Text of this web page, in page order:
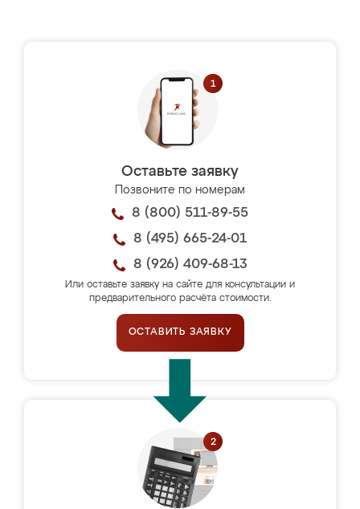
Оставьте заявку
Позвоните по номерам
8 (800) 511-89-55
8 (495) 665-24-01
8 (926) 409-68-13
Или оставьте заявку на сайте для консультации и
предварительного расчёта стоимости.
ОСТАВИТЬ ЗАЯВКУ